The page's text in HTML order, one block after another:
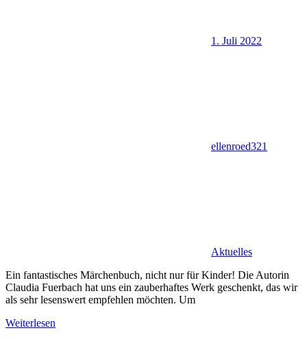
1. Juli 2022
ellenroed321
Aktuelles
Ein fantastisches Märchenbuch, nicht nur für Kinder! Die Autorin
Claudia Fuerbach hat uns ein zauberhaftes Werk geschenkt, das wir
als sehr lesenswert empfehlen möchten. Um
Weiterlesen